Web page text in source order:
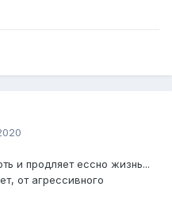
и продляет ессно жизнь...
от агрессивного